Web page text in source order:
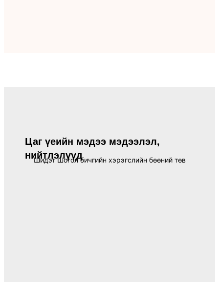
Цаг үеийн мэдээ мэдээлэл,
нийтлэлүүд
Шидэт Шогол бичгийн хэрэгслийн бөөний төв